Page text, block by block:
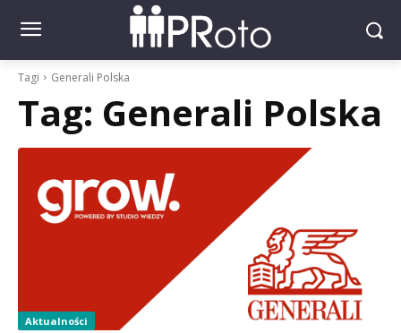
Tagi Generali Polska
Tag: Generali Polska
Aktualności